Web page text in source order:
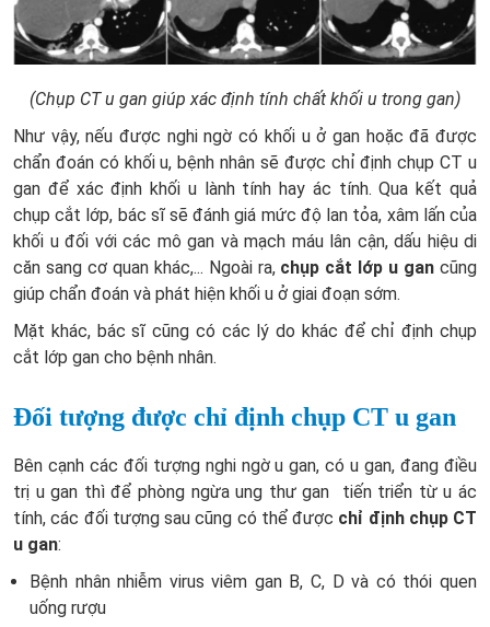
(Chụp CT u gan giúp xác định tính chất khối u trong gan)
Như vậy, nếu được nghi ngờ có khối u ở gan hoặc đã được
chẩn đoán có khối u, bệnh nhân sẽ được chỉ định chụp CT u
gan để xác định khối u lành tính hay ác tính. Qua kết quả
chụp cắt lớp, bác sĩ sẽ đánh giá mức độ lan tỏa, xâm lấn của
khối u đối với các mô gan và mạch máu lân cận, dấu hiệu di
căn sang cơ quan khác,... Ngoài ra, chụp cắt lớp u gan cũng
giúp chẩn đoán và phát hiện khối u ở giai đoạn sớm.
Mặt khác, bác sĩ cũng có các lý do khác để chỉ định chụp
cắt lớp gan cho bệnh nhân.
Đối tượng được chỉ định chụp CT u gan
Bên cạnh các đối tượng nghi ngờ u gan, có u gan, đang điều
trị u gan thì để phòng ngừa ung thư gan tiến triển từ u ác
tính, các đối tượng sau cũng có thể được chỉ định chụp CT
u gan:
Bệnh nhân nhiễm virus viêm gan B, C, D và có thói quen
uống rượu